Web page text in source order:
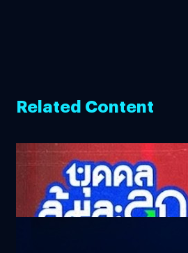
Related Content
ไม่คุยจนวงพัง รอยช้ำที่ทิ้งไว้ใ
Rider’ | บุคคลล้มละลุก
375.2k views 5 months ago